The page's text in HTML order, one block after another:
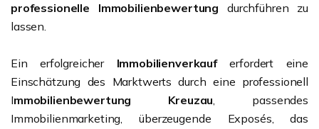
professionelle Immobilienbewertung durchführen zu
lassen.
Ein erfolgreicher Immobilienverkauferfordert eine
Einschätzung des Marktwerts durch eine professionell
Immobilienbewertung Kreuzau, passendes
Immobilienmarketing, überzeugende Exposés, das